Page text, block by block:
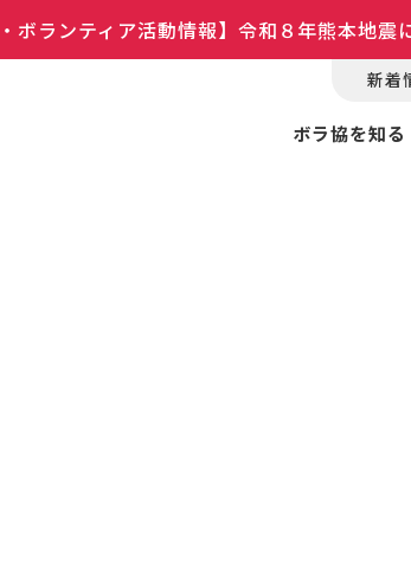
・ボランティア活動情報】令和８年熊本地
新着
ボラ協を知る